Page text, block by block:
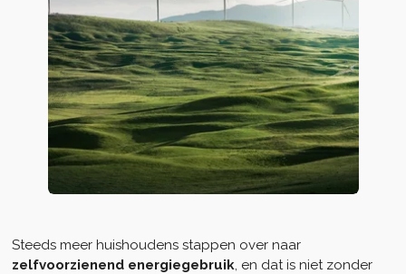
Steeds meer huishoudens stappen over naar
zelfvoorzienend energiegebruik, en dat is niet zonder